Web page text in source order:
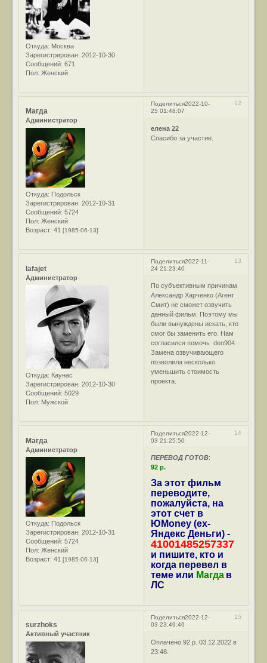
Откуда: Москва
Зарегистрирован: 2012-10-30
Сообщений: 671
Пол: Женский
Поделиться 12
2022-10-
25 01:48:07
Магда
Администратор
Откуда: Подольск
Зарегистрирован: 2012-10-31
Сообщений: 5724
Пол: Женский
Возраст: 41[1985-06-13]
елена 22
Спасибо за участие.
Поделиться 13
2022-11-
24 21:23:40
lafajet
Администратор
Откуда: Каунас
Зарегистрирован: 2012-10-30
Сообщений: 5029
Пол: Мужской
По субъективным причинам
Александр Харченко (Агент
Смит) не сможет озвучить
данный фильм. Поэтому мы
были вынуждены искать, кто
смог бы заменить его. Нам
согласился помочь den904.
Замена озвучивающего
позволила несколько
уменьшить стоимость
проекта.
Поделиться 14
2022-12-
03 21:25:50
Магда
Администратор
Откуда: Подольск
Зарегистрирован: 2012-10-31
Сообщений: 5724
Пол: Женский
Возраст: 41[1985-06-13]
ПЕРЕВОД ГОТОВ:
92 р.
За этот фильм
переводите,
пожалуйста, на
этот счет в
ЮMoney (ex-
Яндекс Деньги) -
41001485257337
и пишите, кто и
когда перевел в
теме или Магда в
ЛС
Поделиться 15
2022-12-
03 23:49:46
surzhoks
Активный участник
Оплачено 92 р. 03.12.2022 в
23:48.